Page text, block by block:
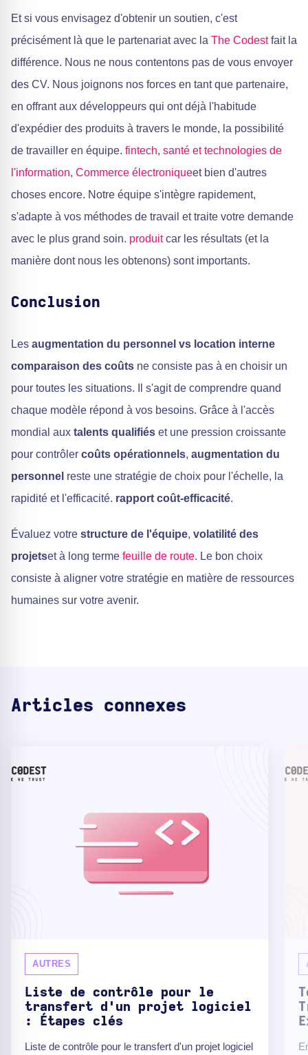
Et si vous envisagez d'obtenir un soutien, c'est
précisément là que le partenariat avec la The Codestfait la
différence. Nous ne nous contentons pas de vous envoyer
des CV. Nous joignons nos forces en tant que partenaire,
en offrant aux développeurs qui ont déjà l'habitude
d'expédier des produits à travers le monde, la possibilité
de travailler en équipe. fintech, santé et technologies de
l'information, Commerce électroniqueet bien d'autres
choses encore. Notre équipe s'intègre rapidement,
s'adapte à vos méthodes de travail et traite votre demande
avec le plus grand soin. produitcar les résultats (et la
manière dont nous les obtenons) sont importants.
Conclusion
Les augmentation du personnel vs location interne
comparaison des coûts ne consiste pas à en choisir un
pour toutes les situations. Il s'agit de comprendre quand
chaque modèle répond à vos besoins. Grâce à l'accès
mondial aux talents qualifiés et une pression croissante
pour contrôler coûts opérationnels, augmentation du
personnel reste une stratégie de choix pour l'échelle, la
rapidité et l'efficacité. rapport coût-efficacité.
Évaluez votre structure de l'équipe, volatilité des
projetset à long terme feuille de route. Le bon choix
consiste à aligner votre stratégie en matière de ressources
humaines sur votre avenir.
Articles connexes
AUTRES
Liste de contrôle pour le
transfert d'un projet logiciel
: Étapes clés
Liste de contrôle pour le transfert d'un projet logiciel